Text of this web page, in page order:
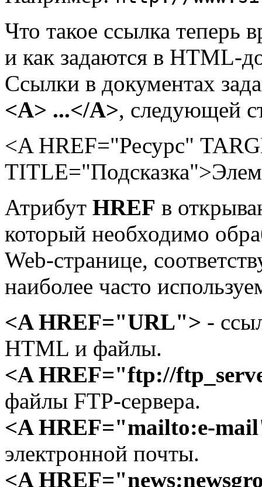
Что такое ссылка теперь
и как задаются в HTML-
Ссылки в документах
<A> ...</A>, следующей
<A HREF="Ресурс"
Атрибут HREF в
который необходимо
Web-странице,
наиболее часто
<A HREF="URL"> -
HTML и файлы.
<A HREF="ftр://
файлы FTP-сервера.
<A HREF="mailto:e-
электронной почты.
<A